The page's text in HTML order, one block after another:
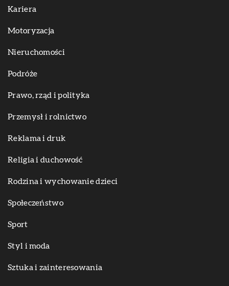
Kariera
Motoryzacja
Nieruchomości
Podróże
Prawo, rząd i polityka
Przemysł i rolnictwo
Reklama i druk
Religia i duchowość
Rodzina i wychowanie dzieci
Społeczeństwo
Sport
Styl i moda
Sztuka i zainteresowania